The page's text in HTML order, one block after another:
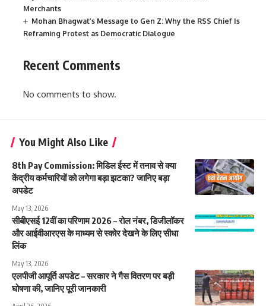
Merchants
Mohan Bhagwat’s Message to Gen Z: Why the RSS Chief Is
Reframing Protest as Democratic Dialogue
Recent Comments
No comments to show.
You Might Also Like
8th Pay Commission: मिडिल ईस्ट में तनाव से क्या
केंद्रीय कर्मचारियों को लगेगा बड़ा झटका? जानिए बड़ा
अपडेट
May 13, 2026
सीबीएसई 12वीं का परिणाम 2026 – रोल नंबर, डिजीलॉकर
और आईवीआरएस के माध्यम से स्कोर देखने के लिए सीधा
लिंक
May 13, 2026
एलपीजी आपूर्ति अपडेट – सरकार ने गैस वितरण पर बड़ी
घोषणा की, जानिए पूरी जानकारी